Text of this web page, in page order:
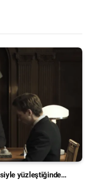
yüzleştiğinde…